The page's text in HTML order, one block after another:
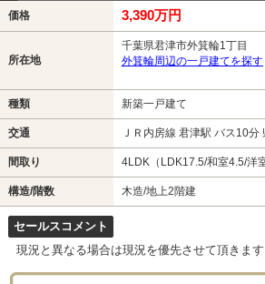
価格 3,390万円
所在地
千葉県君津市外箕輪1丁目
外箕輪周辺の一戸建てを探す
種類 新築一戸建て
交通 ＪＲ内房線 君津駅 バス10
間取り 4LDK（LDK17.5/和室4.5/洋
構造/階数 木造/地上2階建
セールスコメント
現況と異なる場合は現況を優先させて頂きます